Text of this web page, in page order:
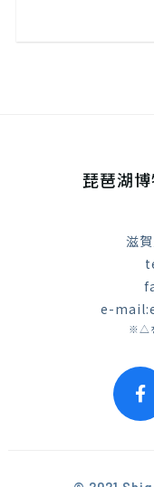
琵琶湖
滋
e-
※△を